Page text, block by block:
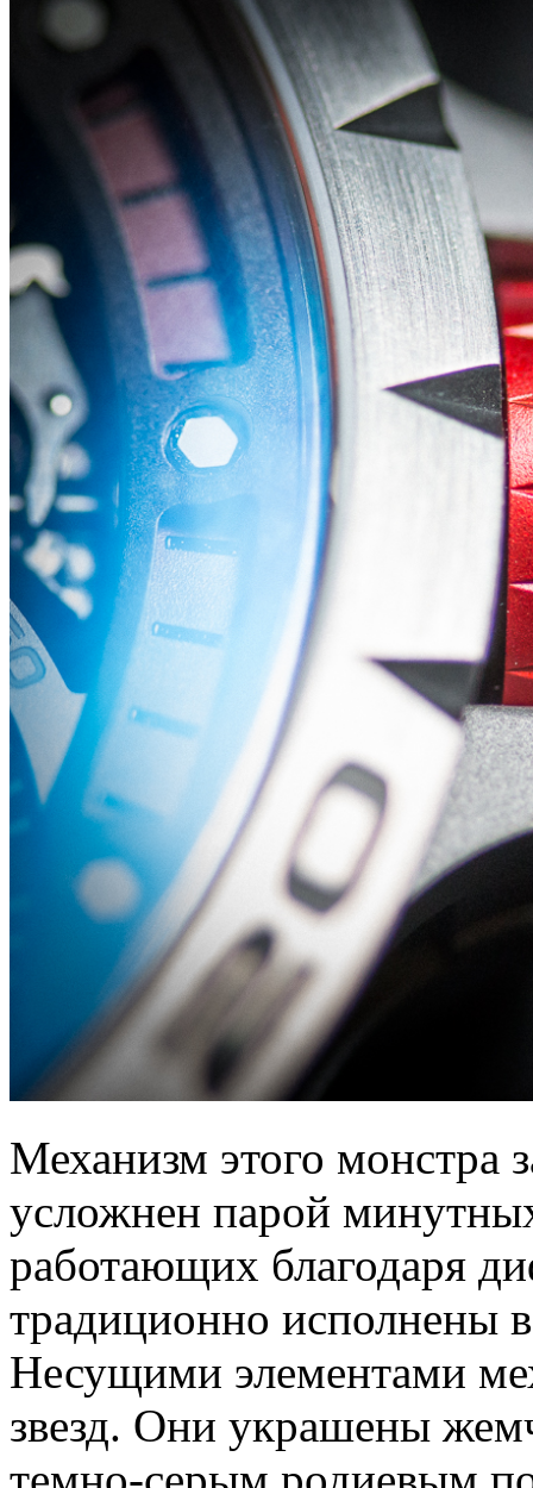
Механизм этого монстра
усложнен парой
работающих благодаря
традиционно исполнены
Несущими элементами
звезд. Они украшены